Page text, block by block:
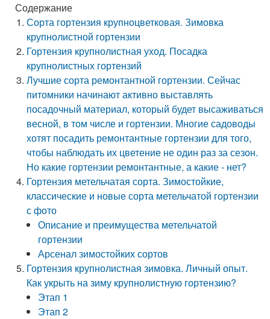
Содержание
Сорта гортензия крупноцветковая. Зимовка
крупнолистной гортензии
Гортензия крупнолистная уход. Посадка
крупнолистных гортензий
Лучшие сорта ремонтантной гортензии. Сейчас
питомники начинают активно выставлять
посадочный материал, который будет высаживаться
весной, в том числе и гортензии. Многие садоводы
хотят посадить ремонтантные гортензии для того,
чтобы наблюдать их цветение не один раз за сезон.
Но какие гортензии ремонтантные, а какие - нет?
Гортензия метельчатая сорта. Зимостойкие,
классические и новые сорта метельчатой гортензии
с фото
Описание и преимущества метельчатой
гортензии
Арсенал зимостойких сортов
Гортензия крупнолистная зимовка. Личный опыт.
Как укрыть на зиму крупнолистную гортензию?
Этап 1
Этап 2